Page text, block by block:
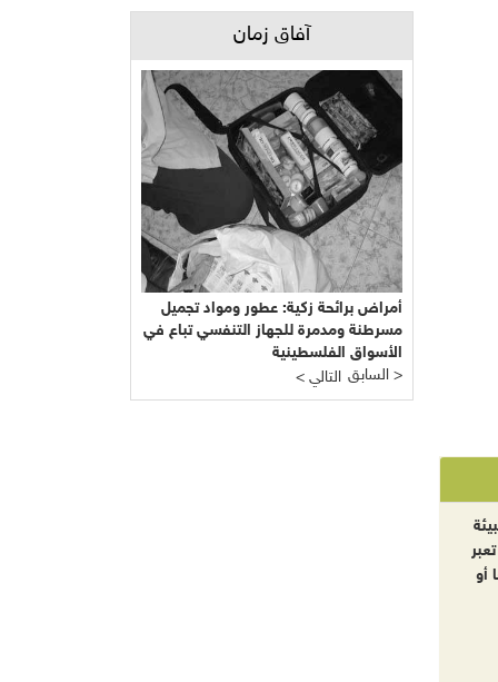
آفاق زمان
أمراض برائحة زكية: عطور ومواد تجميل
مسرطنة ومدمرة للجهاز التنفسي تباع في
الأسواق الفلسطينية
< التالي
السابق >
أو